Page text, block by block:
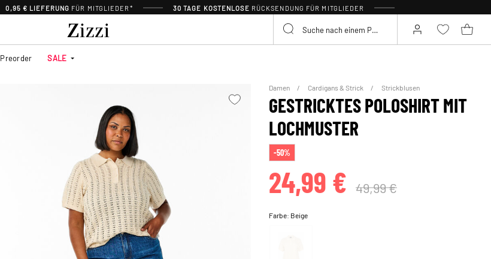
0,95 € LIEFERUNG FÜR MITGLIEDER* 30 TAGE KOSTENLOSE RÜCKSENDUNG FÜR MITGLIEDER
Preorder SALE
Damen Cardigans & Strick Strickblusen
GESTRICKTES POLOSHIRT MIT
LOCHMUSTER
-50%
24,99 € 49,99 €
Farbe: Beige